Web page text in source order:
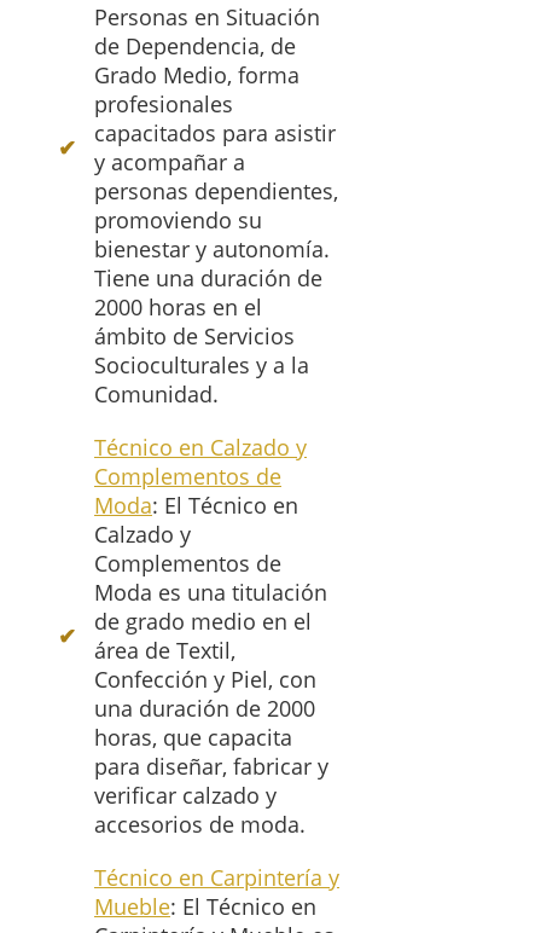
Personas en Situación
de Dependencia, de
Grado Medio, forma
profesionales
capacitados para asistir
y acompañar a
personas dependientes,
promoviendo su
bienestar y autonomía.
Tiene una duración de
2000 horas en el
ámbito de Servicios
Socioculturales y a la
Comunidad.
Técnico en Calzado y
Complementos de
Moda: El Técnico en
Calzado y
Complementos de
Moda es una titulación
de grado medio en el
área de Textil,
Confección y Piel, con
una duración de 2000
horas, que capacita
para diseñar, fabricar y
verificar calzado y
accesorios de moda.
Técnico en Carpintería y
Mueble: El Técnico en